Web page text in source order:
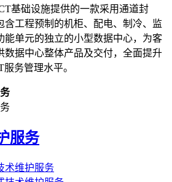
基础设施提供的一款采用通道封
含工程预制的机柜、配电、制冷、监
能单元的独立的小型数据中心，为客
数据中心整体产品及交付，全面提升
服务管理水平。
服务
术维护服务